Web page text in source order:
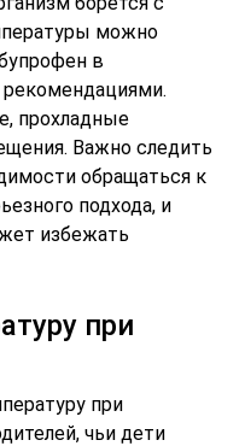
можно
в
прохладные
Важно следить
обращаться к
подхода, и
избежать
при
при
чьи дети